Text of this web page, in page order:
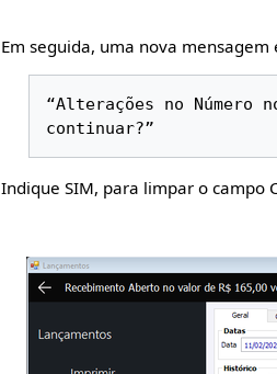
Em seguida, uma nova mensagem
“Alterações no Número
continuar?”
Indique SIM, para limpar o campo